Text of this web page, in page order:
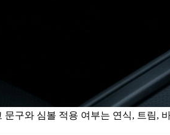
구와 심볼 적용 여부는 연식, 트림,